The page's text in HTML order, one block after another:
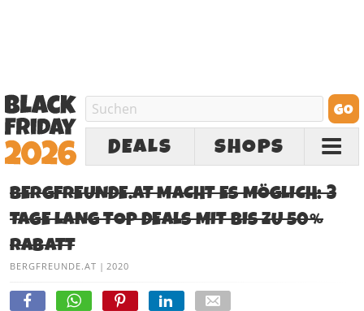
DEALS SHOPS
BERGFREUNDE.AT MACHT ES MÖGLICH: 3
TAGE LANG TOP DEALS MIT BIS ZU 50%
RABATT
BERGFREUNDE.AT | 2020